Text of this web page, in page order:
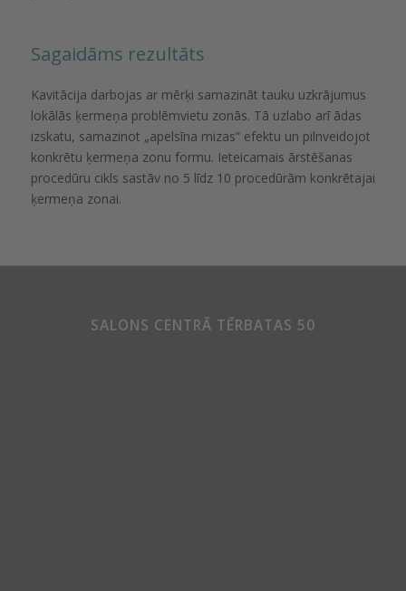
Sagaidāms rezultāts
Kavitācija darbojas ar mērķi samazināt tauku uzkrājumus
lokālās ķermeņa problēmvietu zonās. Tā uzlabo arī ādas
izskatu, samazinot „apelsīna mizas” efektu un pilnveidojot
konkrētu ķermeņa zonu formu. Ieteicamais ārstēšanas
procedūru cikls sastāv no 5 līdz 10 procedūrām konkrētajai
ķermeņa zonai.
SALONS CENTRĀ TĒRBATAS 50